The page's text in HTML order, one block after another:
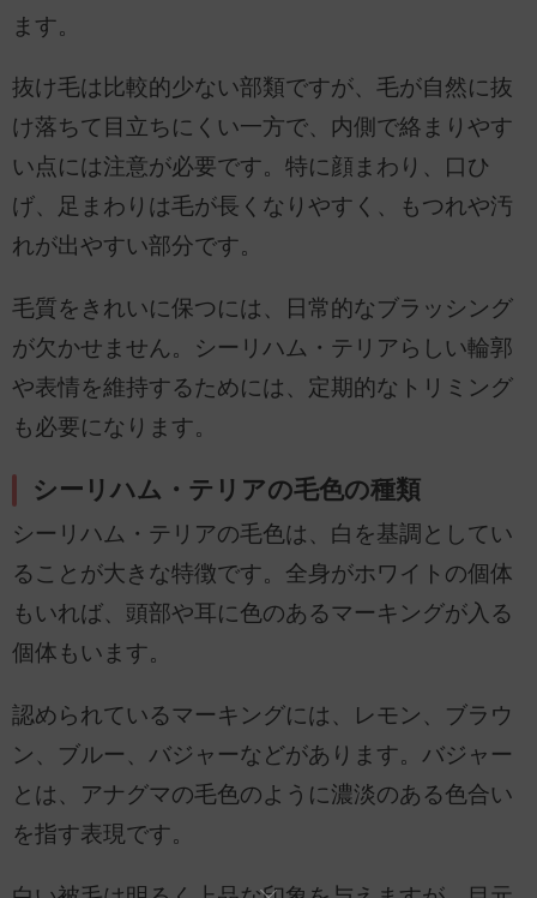
ます。
抜け毛は比較的少ない部類ですが、毛が自然に抜
け落ちて目立ちにくい一方で、内側で絡まりやす
い点には注意が必要です。特に顔まわり、口ひ
げ、足まわりは毛が長くなりやすく、もつれや汚
れが出やすい部分です。
毛質をきれいに保つには、日常的なブラッシング
が欠かせません。シーリハム・テリアらしい輪郭
や表情を維持するためには、定期的なトリミング
も必要になります。
シーリハム・テリアの毛色の種類
シーリハム・テリアの毛色は、白を基調としてい
ることが大きな特徴です。全身がホワイトの個体
もいれば、頭部や耳に色のあるマーキングが入る
個体もいます。
認められているマーキングには、レモン、ブラウ
ン、ブルー、バジャーなどがあります。バジャー
とは、アナグマの毛色のように濃淡のある色合い
を指す表現です。